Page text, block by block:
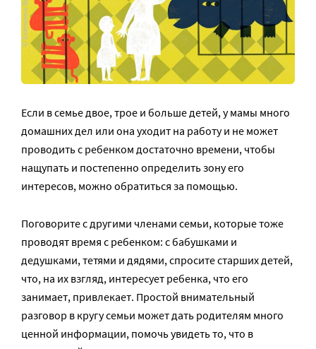
Если в семье двое, трое и больше детей, у мамы много
домашних дел или она уходит на работу и не может
проводить с ребенком достаточно времени, чтобы
нащупать и постепенно определить зону его
интересов, можно обратиться за помощью.
Поговорите с другими членами семьи, которые тоже
проводят время с ребенком: с бабушками и
дедушками, тетями и дядями, спросите старших детей,
что, на их взгляд, интересует ребенка, что его
занимает, привлекает. Простой внимательный
разговор в кругу семьи может дать родителям много
ценной информации, помочь увидеть то, что в